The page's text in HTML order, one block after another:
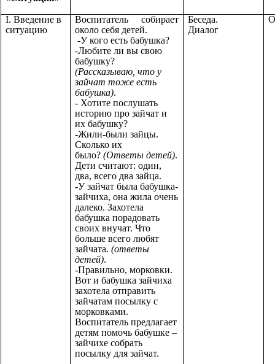
I. Введение в
ситуацию
Воспитатель собирает
около себя детей.
-У кого есть бабушка?
-Любите ли вы свою
бабушку?
(Рассказываю, что у
зайчат тоже есть
бабушка).
- Хотите послушать
историю про зайчат и
их бабушку?
-Жили-были зайцы.
Сколько их
было? (Ответы детей).
Дети считают: один,
два, всего два зайца.
-У зайчат была бабушка-
зайчиха, она жила очень
далеко. Захотела
бабушка порадовать
своих внучат. Что
больше всего любят
зайчата. (ответы
детей).
-Правильно, морковки.
Вот и бабушка зайчиха
захотела отправить
зайчатам посылку с
морковками.
Воспитатель предлагает
детям помочь бабушке –
зайчихе собрать
посылку для зайчат.
Беседа.
Диалог